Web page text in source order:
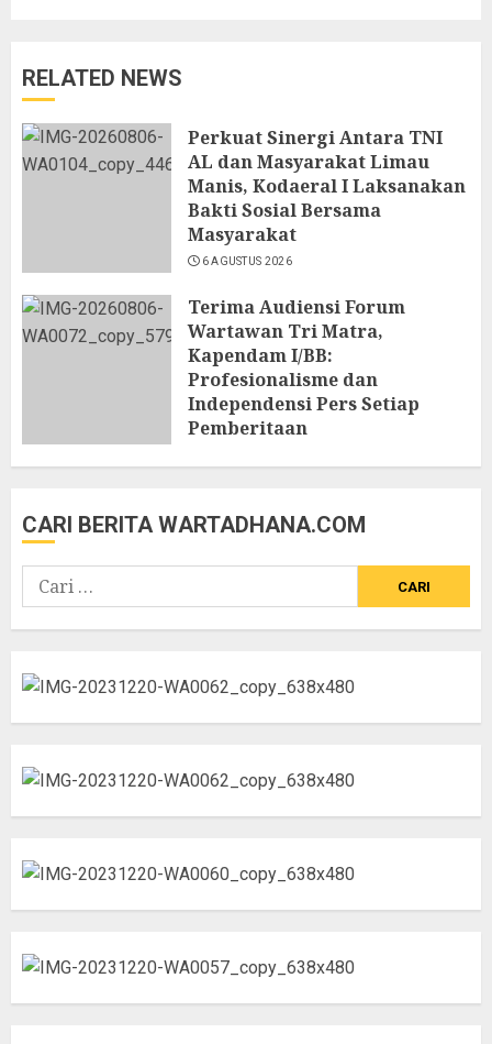
RELATED NEWS
Perkuat Sinergi Antara TNI
AL dan Masyarakat Limau
Manis, Kodaeral I Laksanakan
Bakti Sosial Bersama
Masyarakat
6 AGUSTUS 2026
Terima Audiensi Forum
Wartawan Tri Matra,
Kapendam I/BB:
Profesionalisme dan
Independensi Pers Setiap
Pemberitaan
CARI BERITA WARTADHANA.COM
Cari
untuk: